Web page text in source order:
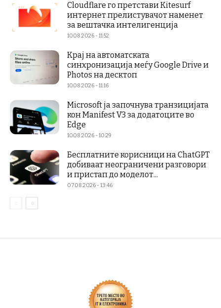
Cloudflare го претстави Kitesurf
интернет прелистувачот наменет
за вештачка интелигенција
10.08.2026 - 11:52
Крај на автоматската
синхронизација меѓу Google Drive и
Photos на десктоп
10.08.2026 - 11:16
Microsoft ја започнува транзицијата
кон Manifest V3 за додатоците во
Edge
10.08.2026 - 10:29
Бесплатните корисници на ChatGPT
добиваат неограничени разговори
и пристап до моделот...
07.08.2026 - 13:46